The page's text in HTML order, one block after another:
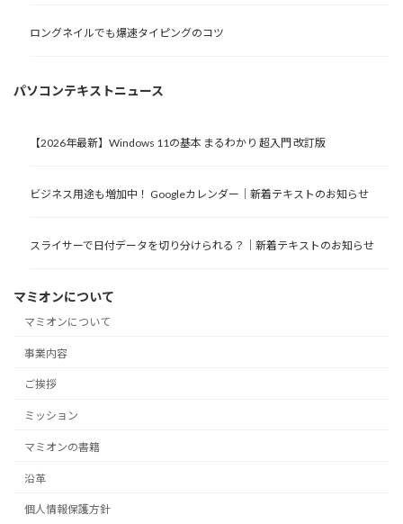
ロングネイルでも爆速タイピングのコツ
パソコンテキストニュース
【2026年最新】Windows 11の基本 まるわかり 超入門 改訂版
ビジネス用途も増加中！ Googleカレンダー｜新着テキストのお知らせ
スライサーで日付データを切り分けられる？｜新着テキストのお知らせ
マミオンについて
マミオンについて
事業内容
ご挨拶
ミッション
マミオンの書籍
沿革
個人情報保護方針